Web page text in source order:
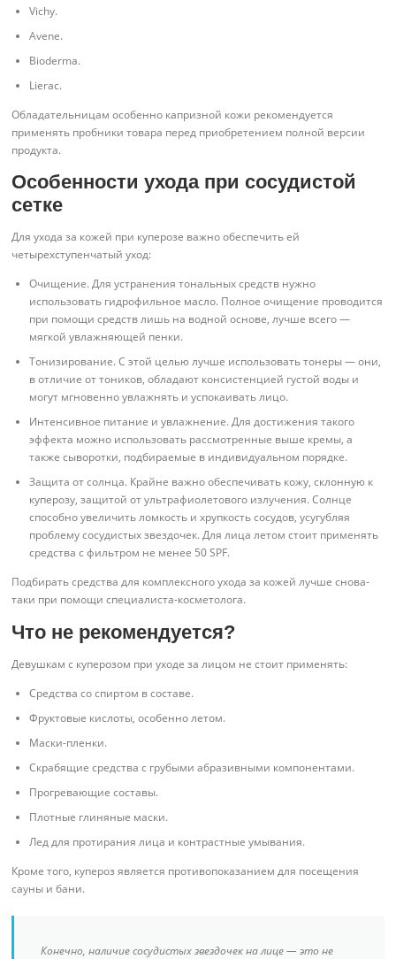
Vichy.
Avene.
Bioderma.
Lierac.
Обладательницам особенно капризной кожи рекомендуется
применять пробники товара перед приобретением полной версии
продукта.
Особенности ухода при сосудистой
сетке
Для ухода за кожей при куперозе важно обеспечить ей
четырехступенчатый уход:
Очищение. Для устранения тональных средств нужно
использовать гидрофильное масло. Полное очищение проводится
при помощи средств лишь на водной основе, лучше всего —
мягкой увлажняющей пенки.
Тонизирование. С этой целью лучше использовать тонеры — они,
в отличие от тоников, обладают консистенцией густой воды и
могут мгновенно увлажнять и успокаивать лицо.
Интенсивное питание и увлажнение. Для достижения такого
эффекта можно использовать рассмотренные выше кремы, а
также сыворотки, подбираемые в индивидуальном порядке.
Защита от солнца. Крайне важно обеспечивать кожу, склонную к
куперозу, защитой от ультрафиолетового излучения. Солнце
способно увеличить ломкость и хрупкость сосудов, усугубляя
проблему сосудистых звездочек. Для лица летом стоит применять
средства с фильтром не менее 50 SPF.
Подбирать средства для комплексного ухода за кожей лучше снова-
таки при помощи специалиста-косметолога.
Что не рекомендуется?
Девушкам с куперозом при уходе за лицом не стоит применять:
Средства со спиртом в составе.
Фруктовые кислоты, особенно летом.
Маски-пленки.
Скрабящие средства с грубыми абразивными компонентами.
Прогревающие составы.
Плотные глиняные маски.
Лед для протирания лица и контрастные умывания.
Кроме того, купероз является противопоказанием для посещения
сауны и бани.
Конечно, наличие сосудистых звездочек на лице — это не